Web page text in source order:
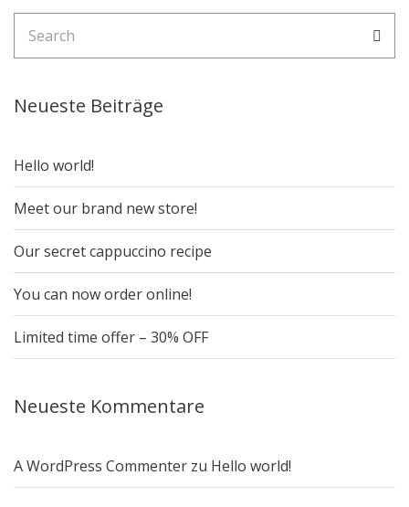
for:
Neueste Beiträge
Hello world!
Meet our brand new store!
Our secret cappuccino recipe
You can now order online!
Limited time offer – 30% OFF
Neueste Kommentare
A WordPress Commenter zu Hello world!